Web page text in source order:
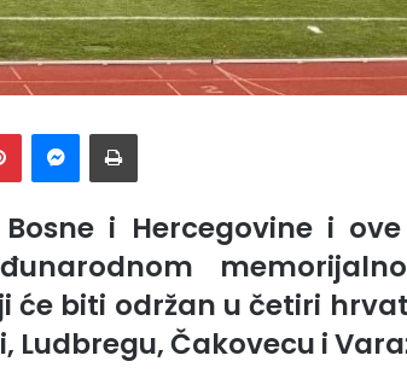
i Hercegovine i
će biti održan u četiri
Ludbregu, Čakovecu i